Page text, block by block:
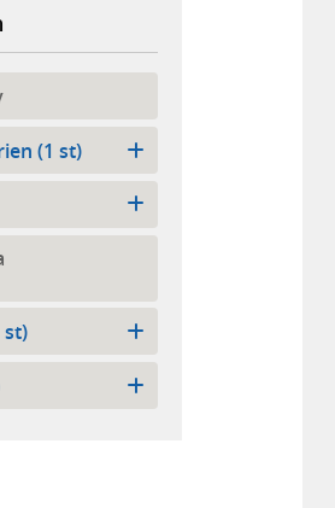
(1 st)
st)